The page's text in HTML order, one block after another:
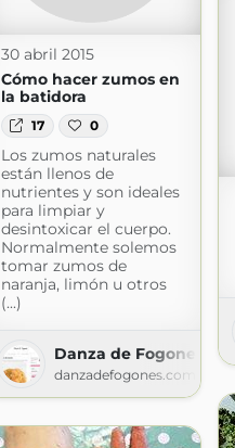
30 abril 2015
Cómo hacer zumos en
la batidora
17 0
Los zumos naturales
están llenos de
nutrientes y son ideales
para limpiar y
desintoxicar el cuerpo.
Normalmente solemos
tomar zumos de
naranja, limón u otros
(...)
Danza de Fogones
danzadefogones.com